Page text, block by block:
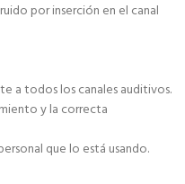
por inserción en el canal
a todos los canales auditivos.
y la correcta
que lo está usando.